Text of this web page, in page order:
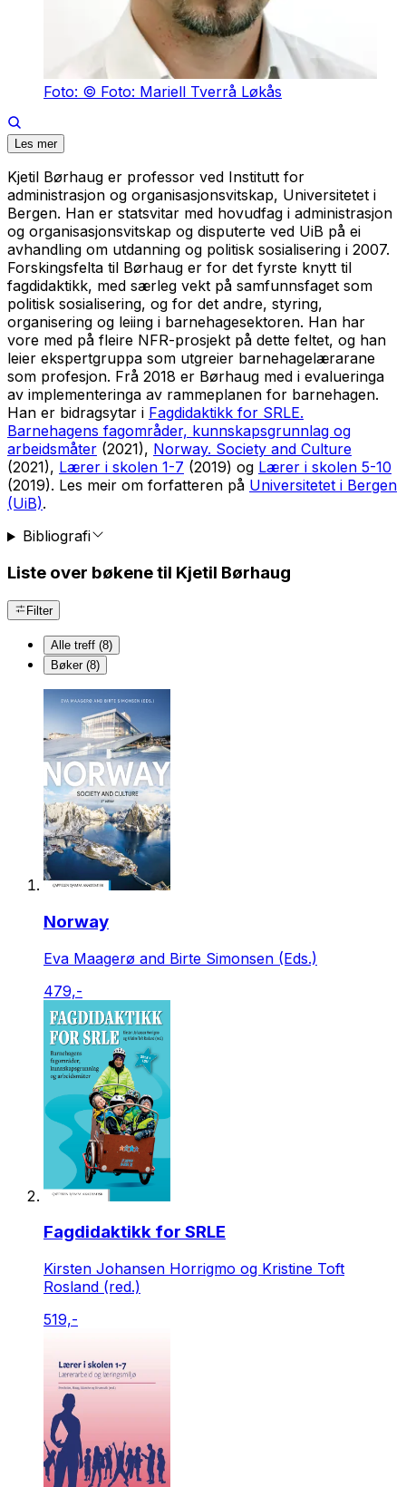
Foto: © Foto: Mariell Tverrå Løkås
Les mer
Kjetil Børhaug er professor ved Institutt for
administrasjon og organisasjonsvitskap, Universitetet i
Bergen. Han er statsvitar med hovudfag i administrasjon
og organisasjonsvitskap og disputerte ved UiB på ei
avhandling om utdanning og politisk sosialisering i 2007.
Forskingsfelta til Børhaug er for det fyrste knytt til
fagdidaktikk, med særleg vekt på samfunnsfaget som
politisk sosialisering, og for det andre, styring,
organisering og leiing i barnehagesektoren. Han har
vore med på fleire NFR-prosjekt på dette feltet, og han
leier ekspertgruppa som utgreier barnehagelærarane
som profesjon. Frå 2018 er Børhaug med i evalueringa
av implementeringa av rammeplanen for barnehagen.
Han er bidragsytar i Fagdidaktikk for SRLE.
Barnehagens fagområder, kunnskapsgrunnlag og
arbeidsmåter (2021), Norway. Society and Culture
(2021), Lærer i skolen 1-7 (2019) og Lærer i skolen 5-10
(2019). Les meir om forfatteren på Universitetet i Bergen
(UiB).
Bibliografi
Liste over bøkene til Kjetil Børhaug
Filter
Alle treff (8)
Bøker (8)
Norway
Eva Maagerø and Birte Simonsen (Eds.)
479,-
Fagdidaktikk for SRLE
Kirsten Johansen Horrigmo og Kristine Toft
Rosland (red.)
519,-